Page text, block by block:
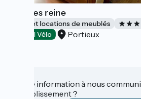
Gîte des reine
Gîtes et locations de meublés
Accueil Vélo
Portieux
Une information à nous
établissement ?